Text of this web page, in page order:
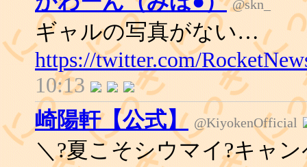
@skn_
ギャルの写真がない…
https://twitter.com/
10:13
崎陽軒【公式】 @KiyokenOfficial
＼?夏こそシウマイ?キャ